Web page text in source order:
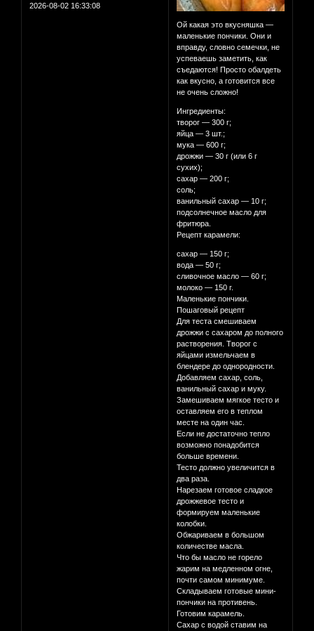
2026-08-02 16:33:08
Ой какая это вкусняшка —
маленькие пончики. Они и
вправду, словно семечки, не
успеваешь заметить, как
съедаются! Просто обалдеть
как вкусно, а готовится все
не очень сложно!
Ингредиенты:
творог — 300 г;
яйца — 3 шт.;
мука — 600 г;
дрожжи — 30 г (или 6 г
сухих);
сахар — 200 г;
соль;
ванильный сахар — 10 г;
подсолнечное масло для
фритюра.
Рецепт карамели:
сахар — 150 г;
вода — 50 г;
сливочное масло — 60 г;
молоко — 150 г.
Маленькие пончики.
Пошаговый рецепт
Для теста смешиваем
дрожжи с сахаром до полного
растворения. Творог с
яйцами измельчаем в
блендере до однородности.
Добавляем сахар, соль,
ванильный сахар и муку.
Замешиваем мягкое тесто и
оставляем его в теплом
месте на один час.
Если не достаточно тепло
возможно понадобится
больше времени.
Тесто должно увеличится в
два раза.
Нарезаем готовое сладкое
дрожжевое тесто и
формируем маленькие
колобки.
Обжариваем в большом
количестве масла.
Что бы масло не горело
жарим на медленном огне,
почти самом минимуме.
Складываем готовые мини-
пончики на противень.
Готовим карамель.
Сахар с водой ставим на